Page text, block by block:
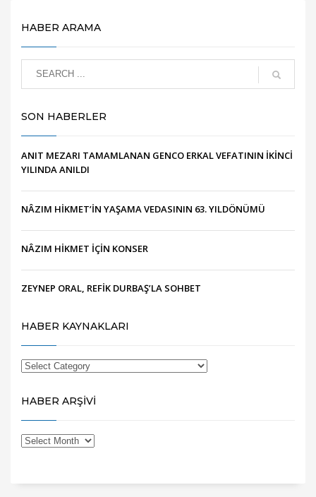
HABER ARAMA
SON HABERLER
ANIT MEZARI TAMAMLANAN GENCO ERKAL VEFATININ İKİNCİ
YILINDA ANILDI
NÂZIM HİKMET’İN YAŞAMA VEDASININ 63. YILDÖNÜMÜ
NÂZIM HİKMET İÇİN KONSER
ZEYNEP ORAL, REFİK DURBAŞ’LA SOHBET
HABER KAYNAKLARI
HABER ARŞİVİ